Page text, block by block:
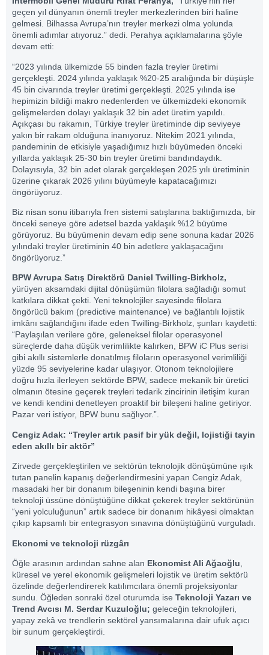
geçen yıl dünyanın önemli treyler merkezlerinden biri haline
gelmesi. Bilhassa Avrupa’nın treyler merkezi olma yolunda
önemli adımlar atıyoruz.” dedi. Perahya açıklamalarına şöyle
devam etti:
“2023 yılında ülkemizde 55 binden fazla treyler üretimi
gerçekleşti. 2024 yılında yaklaşık %20-25 aralığında bir düşüşle
45 bin civarında treyler üretimi gerçekleşti. 2025 yılında ise
hepimizin bildiği makro nedenlerden ve ülkemizdeki ekonomik
gelişmelerden dolayı yaklaşık 32 bin adet üretim yapıldı.
Açıkçası bu rakamın, Türkiye treyler üretiminde dip seviyeye
yakın bir rakam olduğuna inanıyoruz. Nitekim 2021 yılında,
pandeminin de etkisiyle yaşadığımız hızlı büyümeden önceki
yıllarda yaklaşık 25-30 bin treyler üretimi bandındaydık.
Dolayısıyla, 32 bin adet olarak gerçekleşen 2025 yılı üretiminin
üzerine çıkarak 2026 yılını büyümeyle kapatacağımızı
öngörüyoruz.
Biz nisan sonu itibarıyla fren sistemi satışlarına baktığımızda, bir
önceki seneye göre adetsel bazda yaklaşık %12 büyüme
görüyoruz. Bu büyümenin devam edip sene sonuna kadar 2026
yılındaki treyler üretiminin 40 bin adetlere yaklaşacağını
öngörüyoruz.”
BPW Avrupa Satış Direktörü Daniel Twilling-Birkholz,
yürüyen aksamdaki dijital dönüşümün filolara sağladığı somut
katkılara dikkat çekti. Yeni teknolojiler sayesinde filolara
öngörücü bakım (predictive maintenance) ve bağlantılı lojistik
imkânı sağlandığını ifade eden Twilling-Birkholz, şunları kaydetti:
“Paylaşılan verilere göre, geleneksel filolar operasyonel
süreçlerde daha düşük verimlilikte kalırken, BPW iC Plus serisi
gibi akıllı sistemlerle donatılmış filoların operasyonel verimliliği
yüzde 95 seviyelerine kadar ulaşıyor. Otonom teknolojilere
doğru hızla ilerleyen sektörde BPW, sadece mekanik bir üretici
olmanın ötesine geçerek treyleri tedarik zincirinin iletişim kuran
ve kendi kendini denetleyen proaktif bir bileşeni haline getiriyor.
Pazar veri istiyor, BPW bunu sağlıyor.”.
Cengiz Adak: “Treyler artık pasif bir yük değil, lojistiği tayin
eden akıllı bir aktör”
Zirvede gerçekleştirilen ve sektörün teknolojik dönüşümüne ışık
tutan panelin kapanış değerlendirmesini yapan Cengiz Adak,
masadaki her bir donanım bileşeninin kendi başına birer
teknoloji üssüne dönüştüğüne dikkat çekerek treyler sektörünün
“yeni yolculuğunun” artık sadece bir donanım hikâyesi olmaktan
çıkıp kapsamlı bir entegrasyon sınavına dönüştüğünü vurguladı.
Ekonomi ve teknoloji rüzgârı
Öğle arasının ardından sahne alan Ekonomist Ali Ağaoğlu
küresel ve yerel ekonomik gelişmeleri lojistik ve üretim sektörü
özelinde değerlendirerek katılımcılara önemli projeksiyonlar
sundu. Öğleden sonraki özel oturumda ise Teknoloji Yazarı ve
Trend Avcısı M. Serdar Kuzuloğlu; geleceğin teknolojileri,
yapay zekâ ve trendlerin sektörel yansımalarına dair ufuk açıcı
bir sunum gerçekleştirdi.